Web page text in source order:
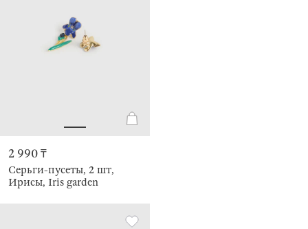
2 990 ₸
Серьги-пусеты, 2 шт,
Ирисы, Iris garden